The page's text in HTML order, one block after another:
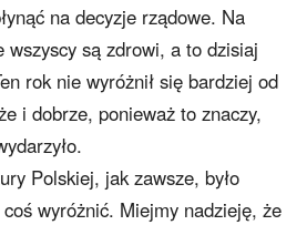
na decyzje rządowe. Na
wszyscy są zdrowi, a to dzisiaj
rok nie wyróżnił się bardziej od
i dobrze, ponieważ to znaczy,
Polskiej, jak zawsze, było
wyróżnić. Miejmy nadzieję, że